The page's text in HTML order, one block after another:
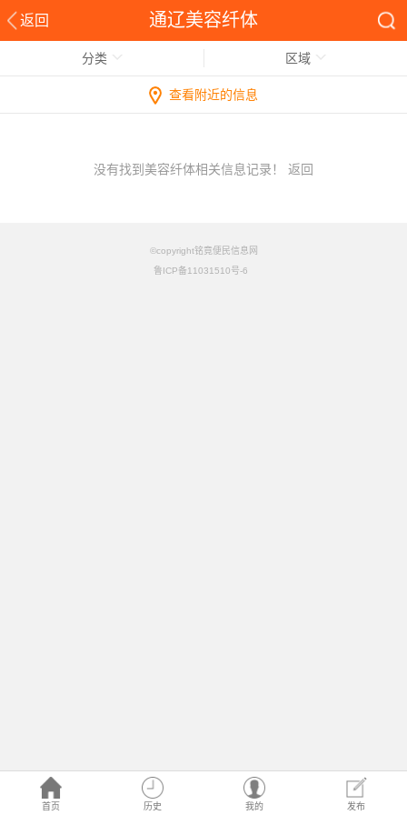
返回 通辽美容纤体
首页 历史 我的 发布
分类 区域
查看附近的信息
没有找到美容纤体相关信息记录！ 返回
©copyright铭竟便民信息网
鲁ICP备11031510号-6